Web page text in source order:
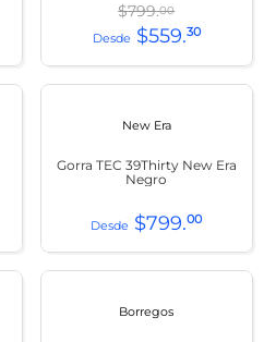
$799.00
$559.30
New Era
Gorra TEC 39Thirty New Era
Negro
$799.00
Borregos